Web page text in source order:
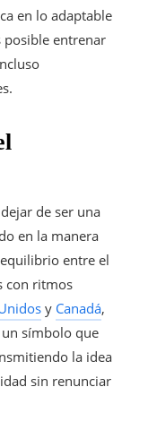
en lo adaptable
posible entrenar
de ser una
en la manera
entre el
con ritmos
y Canadá,
símbolo que
la idea
sin renunciar